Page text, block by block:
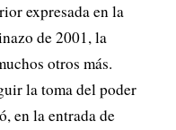
expresada en la
de 2001, la
otros más.
la toma del poder
en la entrada de